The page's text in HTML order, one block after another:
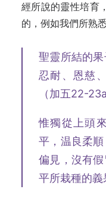
經所說的靈性培育
的，例如我們所熟
聖靈所結的果
忍耐、恩慈
（加五22-23a
惟獨從上頭
平，温良柔
偏見，沒有
平所栽種的義